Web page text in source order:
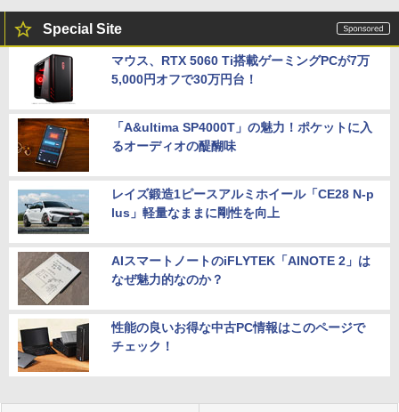
Special Site
マウス、RTX 5060 Ti搭載ゲーミングPCが7万
5,000円オフで30万円台！
「A&ultima SP4000T」の魅力！ポケットに入
るオーディオの醍醐味
レイズ鍛造1ピースアルミホイール「CE28 N-p
lus」軽量なままに剛性を向上
AIスマートノートのiFLYTEK「AINOTE 2」は
なぜ魅力的なのか？
性能の良いお得な中古PC情報はこのページで
チェック！